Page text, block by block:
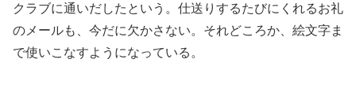
クラブに通いだしたという。仕送りするたびにくれるお礼
のメールも、今だに欠かさない。それどころか、絵文字ま
で使いこなすようになっている。